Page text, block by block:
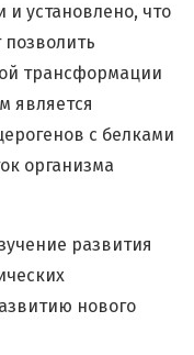
установлено, что
трансформации
является
с белками
организма
развития
нового